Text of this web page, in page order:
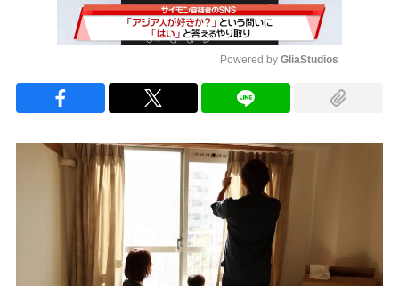
Powered by GliaStudios